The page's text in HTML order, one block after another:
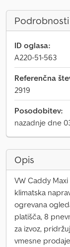
ID oglasa:
A220-51-563
Referenčna
2919
Posodobitev:
nazadnje dne
Opis
VW Caddy
klimatska
ogrevana
platišča, 8
za izvoz,
vmesne